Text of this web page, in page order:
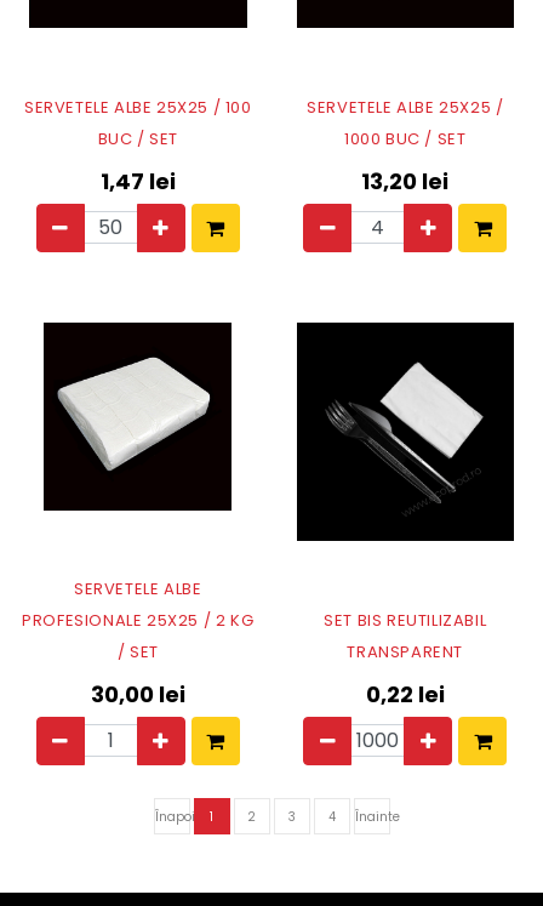
SERVETELE ALBE 25X25 / 100
BUC / SET
1,47 lei
SERVETELE ALBE 25X25 /
1000 BUC / SET
13,20 lei
SERVETELE ALBE
PROFESIONALE 25X25 / 2 KG
/ SET
30,00lei
SET BIS REUTILIZABIL
TRANSPARENT
0,22 lei
Înapoi 1 2 3 4 Înainte